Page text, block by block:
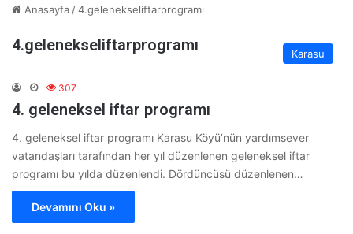
Anasayfa/4.gelenekseliftarprogramı
4.gelenekseliftarprogramı Karasu
307
4. geleneksel iftar programı
4. geleneksel iftar programı Karasu Köyü’nün yardımsever
vatandaşları tarafından her yıl düzenlenen geleneksel iftar
programı bu yılda düzenlendi. Dördüncüsü düzenlenen…
Devamını Oku »